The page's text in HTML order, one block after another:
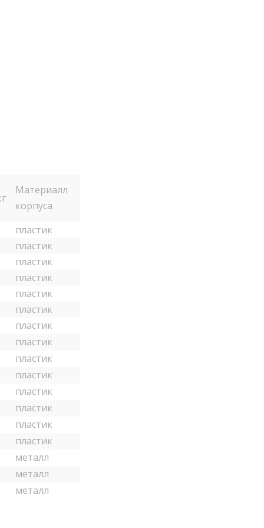
Материалл
корпуса
пластик
пластик
пластик
пластик
пластик
пластик
пластик
пластик
пластик
пластик
пластик
пластик
пластик
пластик
металл
металл
металл